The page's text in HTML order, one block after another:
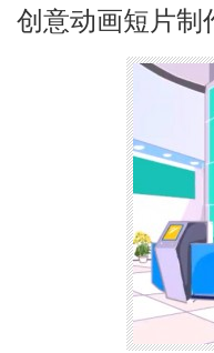
创意动画短片制